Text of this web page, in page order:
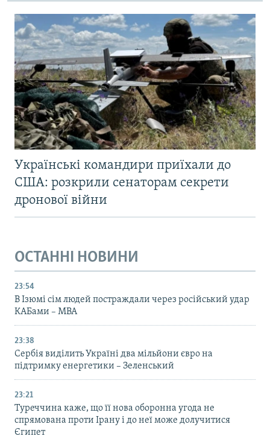
Українські командири приїхали до
США: розкрили сенаторам секрети
дронової війни
ОСТАННІ НОВИНИ
23:54
В Ізюмі сім людей постраждали через російський удар
КАБами – МВА
23:38
Сербія виділить Україні два мільйони євро на
підтримку енергетики – Зеленський
23:21
Туреччина каже, що її нова оборонна угода не
спрямована проти Ірану і до неї може долучитися
Єгипет